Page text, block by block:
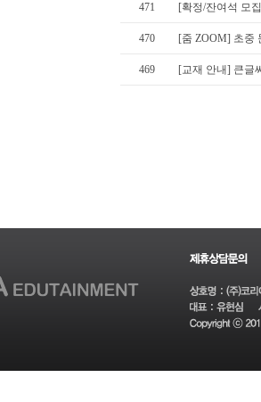
471 [확정/잔여석 모
470 [줌 ZOOM] 초중
469 [교재 안내] 큰글